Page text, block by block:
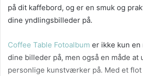
på dit kaffebord, og er en smuk og
dine yndlingsbilleder på.
Coffee Table Fotoalbum er ikke kun en
dine billeder på, men også en måde at
personlige kunstværker på. Med et